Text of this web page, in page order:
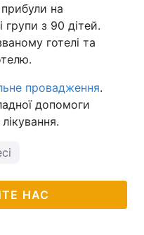
прибули на
групи з 90 дітей.
готелі та
провадження.
допомоги
НАС